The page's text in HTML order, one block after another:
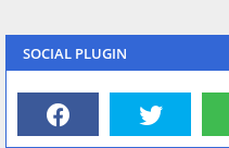
SOCIAL PLUGIN